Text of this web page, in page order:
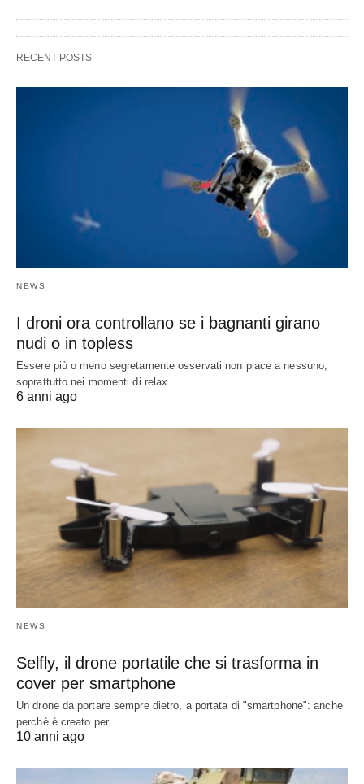
RECENT POSTS
NEWS
I droni ora controllano se i bagnanti girano
nudi o in topless
Essere più o meno segretamente osservati non piace a nessuno,
soprattutto nei momenti di relax…
6 anni ago
NEWS
Selfly, il drone portatile che si trasforma in
cover per smartphone
Un drone da portare sempre dietro, a portata di "smartphone": anche
perchè è creato per…
10 anni ago